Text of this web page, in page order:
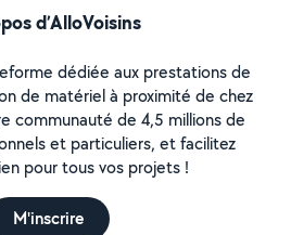
d’AlloVoisins
dédiée aux prestations de
de matériel à proximité de chez
communauté de 4,5 millions de
et particuliers, et facilitez
pour tous vos projets !
M'inscrire